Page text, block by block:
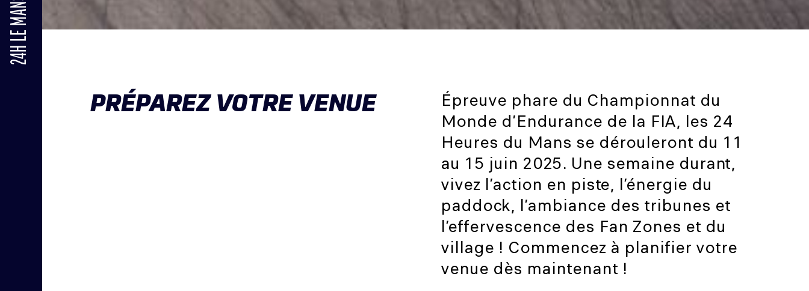
24H LE MANS
PRÉPAREZ VOTRE VENUE
Épreuve phare du Championnat du
Monde d’Endurance de la FIA, les 24
Heures du Mans se dérouleront du 11
au 15 juin 2025. Une semaine durant,
vivez l’action en piste, l’énergie du
paddock, l’ambiance des tribunes et
l’effervescence des Fan Zones et du
village ! Commencez à planifier votre
venue dès maintenant !